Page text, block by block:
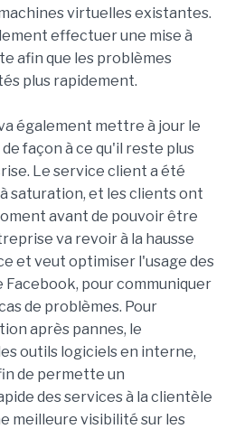
virtuelles existantes.
effectuer une mise à
afin que les problèmes
plus rapidement.
également mettre à jour le
façon à ce qu'il reste plus
Le service client a été
saturation, et les clients ont
avant de pouvoir être
va revoir à la hausse
et veut optimiser l'usage des
Facebook, pour communiquer
de problèmes. Pour
après pannes, le
outils logiciels en interne,
de permette un
des services à la clientèle
meilleure visibilité sur les